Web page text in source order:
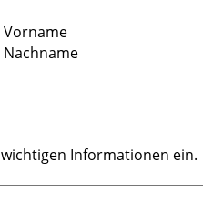
Vorname
Nachname
Informationen ein.